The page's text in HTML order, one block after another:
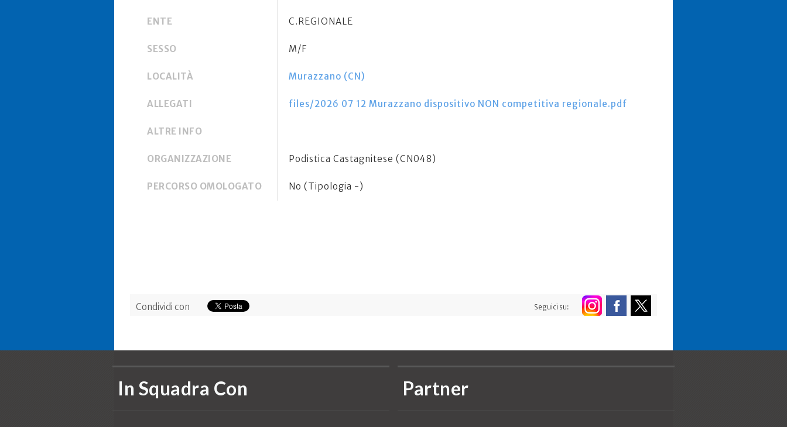
ENTE C.REGIONALE
SESSO M/F
LOCALITÀ Murazzano (CN)
ALLEGATI files/2026 07 12 Murazzano dispositivo NON competitiva regionale.pdf
ALTRE INFO
ORGANIZZAZIONE Podistica Castagnitese (CN048)
PERCORSO OMOLOGATO No (Tipologia -)
Condividi con Seguici su:
In Squadra Con Partner